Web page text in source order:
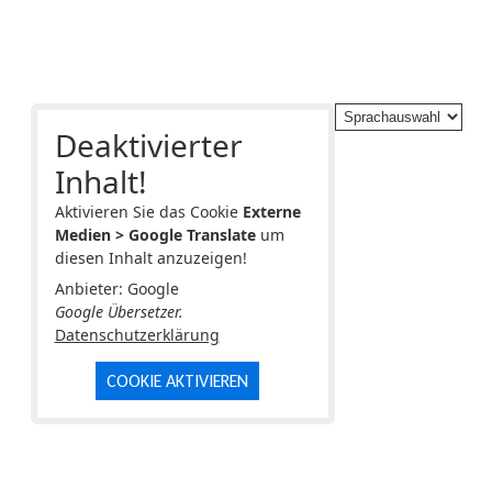
Deaktivierter
Inhalt!
Aktivieren Sie das Cookie Externe
Medien > Google Translateum
diesen Inhalt anzuzeigen!
Anbieter: Google
Google Übersetzer.
Datenschutzerklärung
COOKIE AKTIVIEREN